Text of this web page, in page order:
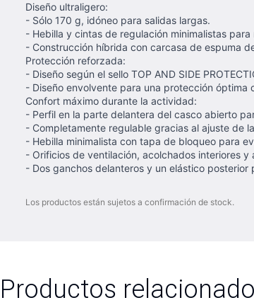
Diseño ultraligero:
- Sólo 170 g, idóneo para salidas largas.
- Hebilla y cintas de regulación minimalistas
- Construcción híbrida con carcasa de espuma
Protección reforzada:
- Diseño según el sello TOP AND SIDE
- Diseño envolvente para una protección
Confort máximo durante la actividad:
- Perfil en la parte delantera del casco abierto
- Completamente regulable gracias al ajuste de
- Hebilla minimalista con tapa de bloqueo para
- Orificios de ventilación, acolchados interiores
- Dos ganchos delanteros y un elástico posterior
Los productos están sujetos a confirmación de stock.
Productos